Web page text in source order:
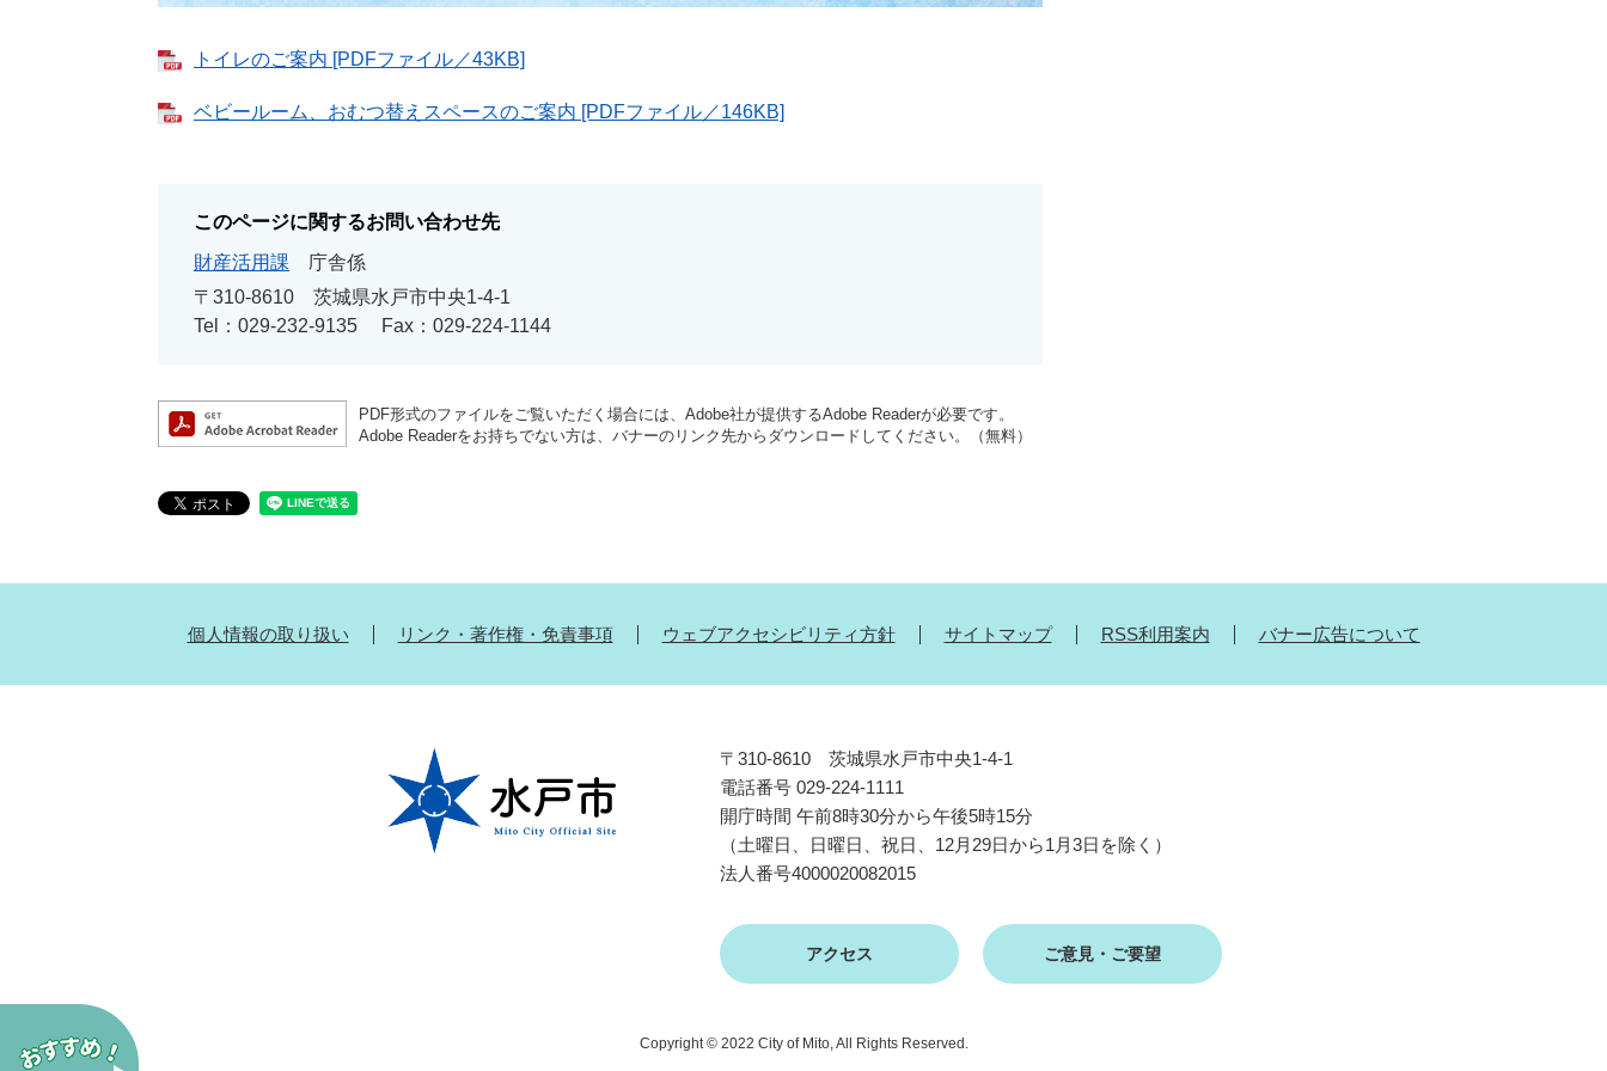
トイレのご案内 [PDFファイル／43KB]
ベビールーム、おむつ替えスペースのご案内 [PDFファイル／146KB]
このページに関するお問い合わせ先
財産活用課
庁舎係
〒310-8610
茨城県水戸市中央1-4-1
Tel：029-232-9135
Fax：029-224-1144
PDF形式のファイルをご覧いただく場合には、Adobe社が提供するAdobe Readerが必要です。
Adobe Readerをお持ちでない方は、バナーのリンク先からダウンロードしてください。（無料）
個人情報の取り扱い リンク・著作権・免責事項 ウェブアクセシビリティ方針 サイトマップ RSS利用案内 バナー広告について
〒310-8610 茨城県水戸市中央1-4-1
電話番号 029-224-1111
開庁時間 午前8時30分から午後5時15分
（土曜日、日曜日、祝日、12月29日から1月3日を除く）
法人番号4000020082015
アクセス ご意見・ご要望
Copyright © 2022 City of Mito, All Rights Reserved.